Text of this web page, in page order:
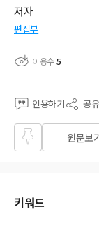
저자
편집부
이용수5
인용하기 공
즐겨
찾기
원문보
키워드